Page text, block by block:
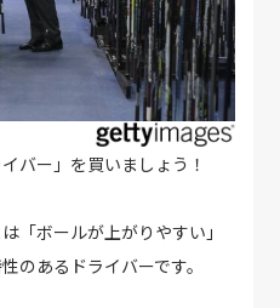
バー」を買いましょう！
「ボールが上がりやすい」
のあるドライバーです。